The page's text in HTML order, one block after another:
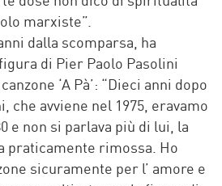
marxiste”.
dalla scomparsa, ha
di Pier Paolo Pasolini
‘A Pà’: “Dieci anni dopo
che avviene nel 1975, eravamo
e non si parlava più di lui, la
praticamente rimossa. Ho
sicuramente per l’ amore e